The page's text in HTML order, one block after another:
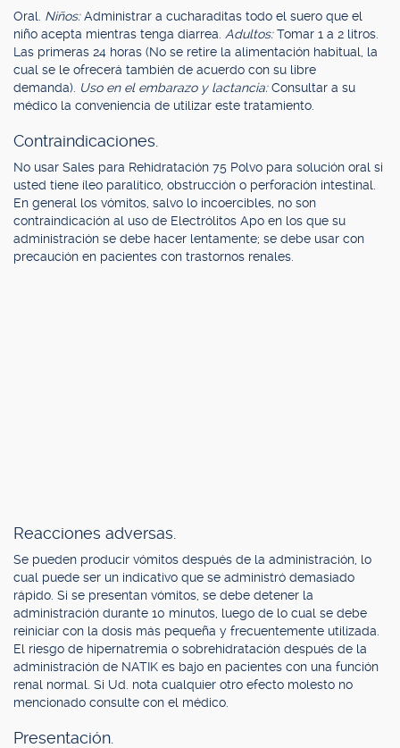
Oral. Niños:Administrar a cucharaditas todo el suero que el
niño acepta mientras tenga diarrea. Adultos:Tomar 1 a 2 litros.
Las primeras 24 horas (No se retire la alimentación habitual, la
cual se le ofrecerá también de acuerdo con su libre
demanda). Uso en el embarazo y lactancia:Consultar a su
médico la conveniencia de utilizar este tratamiento.
Contraindicaciones.
No usar Sales para Rehidratación 75 Polvo para solución oral si
usted tiene íleo paralítico, obstrucción o perforación intestinal.
En general los vómitos, salvo lo incoercibles, no son
contraindicación al uso de Electrólitos Apo en los que su
administración se debe hacer lentamente; se debe usar con
precaución en pacientes con trastornos renales.
Reacciones adversas.
Se pueden producir vómitos después de la administración, lo
cual puede ser un indicativo que se administró demasiado
rápido. Si se presentan vómitos, se debe detener la
administración durante 10 minutos, luego de lo cual se debe
reiniciar con la dosis más pequeña y frecuentemente utilizada.
El riesgo de hipernatremia o sobrehidratación después de la
administración de NATIK es bajo en pacientes con una función
renal normal. Si Ud. nota cualquier otro efecto molesto no
mencionado consulte con el médico.
Presentación.